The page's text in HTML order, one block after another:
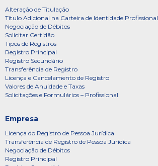
Alteração de Titulação
Título Adicional na Carteira de Identidade Profissional
Negociação de Débitos
Solicitar Certidão
Tipos de Registros
Registro Principal
Registro Secundário
Transferência de Registro
Licença e Cancelamento de Registro
Valores de Anuidade e Taxas
Solicitações e Formulários – Profissional
Empresa
Licença do Registro de Pessoa Jurídica
Transferência de Registro de Pessoa Jurídica
Negociação de Débitos
Registro Principal